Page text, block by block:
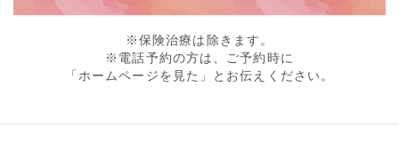
※保険治療は除きます。
※電話予約の方は、ご予約時に
「ホームページを見た」とお伝えください。